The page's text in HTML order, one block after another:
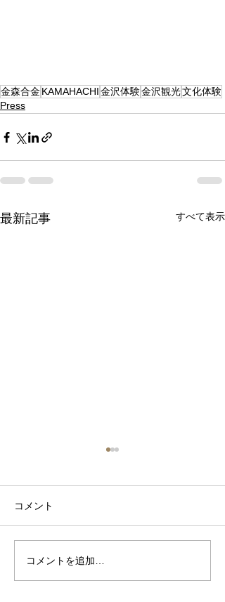
金森合金 KAMAHACHI金沢体験金沢観光文化体験
Press
最新記事 すべて表示
3月8日「国際女性デー
（ミモザの日）」るるぶ
コメント
コメントを追加…